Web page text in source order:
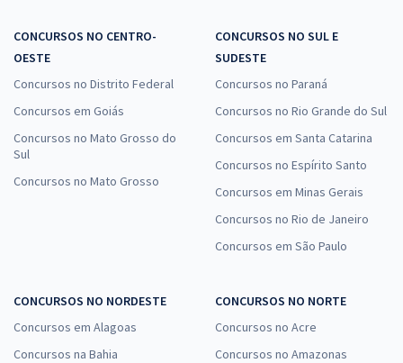
CONCURSOS NO CENTRO-
OESTE
Concursos no Distrito Federal
Concursos em Goiás
Concursos no Mato Grosso do
Sul
Concursos no Mato Grosso
CONCURSOS NO SUL E
SUDESTE
Concursos no Paraná
Concursos no Rio Grande do Sul
Concursos em Santa Catarina
Concursos no Espírito Santo
Concursos em Minas Gerais
Concursos no Rio de Janeiro
Concursos em São Paulo
CONCURSOS NO NORDESTE
Concursos em Alagoas
Concursos na Bahia
CONCURSOS NO NORTE
Concursos no Acre
Concursos no Amazonas